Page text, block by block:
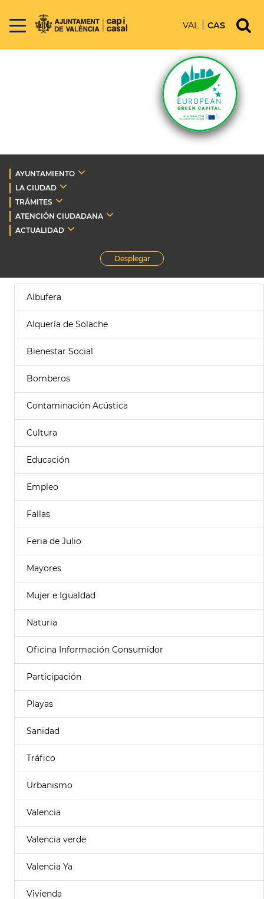
VAL CAS
AYUNTAMIENTO
LA CIUDAD
TRÁMITES
ATENCIÓN CIUDADANA
ACTUALIDAD
Desplegar
Albufera
Alquería de Solache
Bienestar Social
Bomberos
Contaminación Acústica
Cultura
Educación
Empleo
Fallas
Feria de Julio
Mayores
Mujer e Igualdad
Naturia
Oficina Información Consumidor
Participación
Playas
Sanidad
Tráfico
Urbanismo
Valencia
Valencia verde
Valencia Ya
Vivienda